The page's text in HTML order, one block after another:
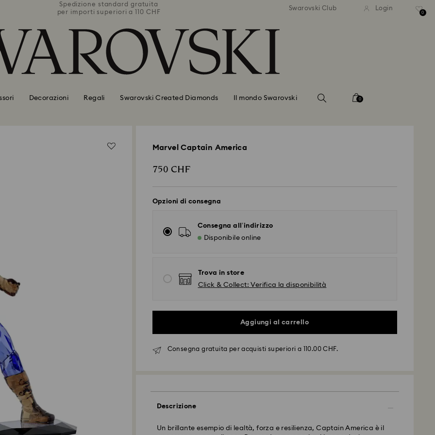
Spedizione standard gratuita
per importi superiori a 110 CHF
Spedizione standard gratuita
per importi superiori a 110 CHF
Spedizione standard
per importi superiori a
Swarovski Club Login
0
Decorazioni Regali Swarovski Created Diamonds Il mondo Swarovski 0
Marvel Captain America
750 CHF
Opzioni di consegna
Consegna all’indirizzo
Disponibile online
Trova in store
Click & Collect: Verifica la disponibilità
Aggiungi al carrello
Consegna gratuita per acquisti superiori a 110.00 CHF.
Descrizione
Un brillante esempio di lealtà, forza e resilienza, Captain America è il